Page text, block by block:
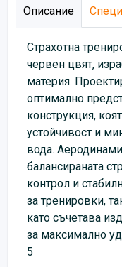
Описание
Страхотна
червен цвят,
материя.
оптимално
конструкция,
устойчивост и
вода.
балансираната
контрол и
за тренировки,
като съчетава
за максимално
5